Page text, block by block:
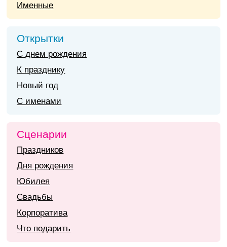
Именные
Открытки
С днем рождения
К празднику
Новый год
С именами
Сценарии
Праздников
Дня рождения
Юбилея
Свадьбы
Корпоратива
Что подарить